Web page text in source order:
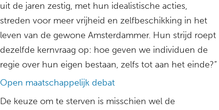
uit de jaren zestig, met hun idealistische acties,
streden voor meer vrijheid en zelfbeschikking in het
leven van de gewone Amsterdammer. Hun strijd roept
dezelfde kernvraag op: hoe geven we individuen de
regie over hun eigen bestaan, zelfs tot aan het einde?”
Open maatschappelijk debat
De keuze om te sterven is misschien wel de